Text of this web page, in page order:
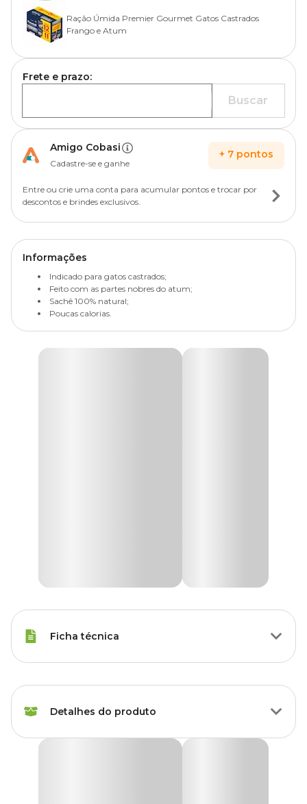
Ração Úmida Premier Gourmet Gatos Castrados
Frango e Atum
Frete e prazo:
Buscar
Amigo Cobasi
Cadastre-se e ganhe
+ 7 pontos
Entre ou crie uma conta para acumular pontos e trocar por
descontos e brindes exclusivos.
Informações
Indicado para gatos castrados;
Feito com as partes nobres do atum;
Sachê 100% natural;
Poucas calorias.
Ficha técnica
Peso da Ração 70 g
Detalhes do produto